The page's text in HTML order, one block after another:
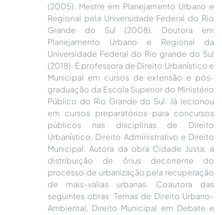
(2005). Mestre em Planejamento Urbano e
Regional pela Universidade Federal do Rio
Grande do Sul (2008). Doutora em
Planejamento Urbano e Regional da
Universidade Federal do Rio grande do Sul
(2018). É professora de Direito Urbanístico e
Municipal em cursos de extensão e pós-
graduação da Escola Superior do Ministério
Público do Rio Grande do Sul. Já lecionou
em cursos preparatórios para concursos
públicos nas disciplinas de Direito
Urbanístico, Direito Administrativo e Direito
Municipal. Autora da obra Cidade Justa: a
distribuição de ônus decorrente do
processo de urbanização pela recuperação
de mais-valias urbanas. Coautora das
seguintes obras: Temas de Direito Urbano-
Ambiental, Direito Municipal em Debate e